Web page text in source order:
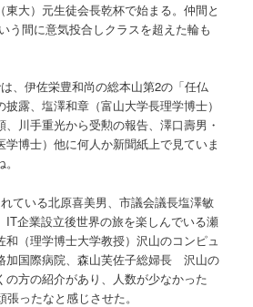
大）元生徒会長乾杯で始まる。仲間と
間に意気投合しクラスを超えた輪も
、伊佐栄豊和尚の総本山第2の「任仏
露、塩澤和章（富山大学長理学博士）
川手重光から受勲の報告、澤口壽男・
博士）他に何人か新聞紙上で見ていま
ている北原喜美男、市議会議長塩澤敏
IT企業設立後世界の旅を楽しんでいる瀬
和（理学博士大学教授）沢山のコンピュ
国際病院、森山芙佐子総婦長 沢山の
の方の紹介があり、人数が少なかった
ったなと感じさせた。